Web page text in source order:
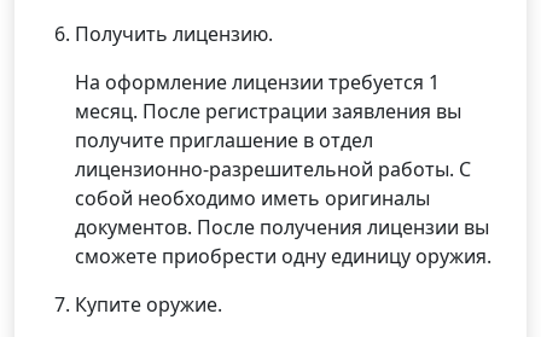
Получить лицензию.
На оформление лицензии требуется 1
месяц. После регистрации заявления вы
получите приглашение в отдел
лицензионно-разрешительной работы. С
собой необходимо иметь оригиналы
документов. После получения лицензии вы
сможете приобрести одну единицу оружия.
Купите оружие.